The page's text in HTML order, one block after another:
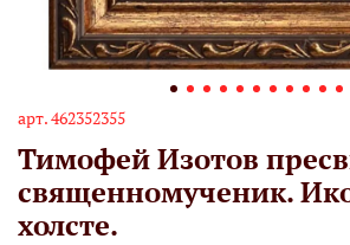
арт.462352355
Тимофей Изотов
священномученик.
холсте.